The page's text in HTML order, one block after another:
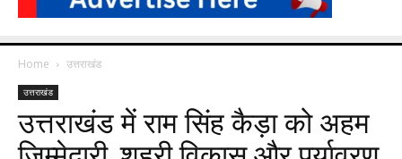
Home उत्तराखंड
उत्तराखंड
उत्तराखंड में राम सिंह कैड़ा को अहम